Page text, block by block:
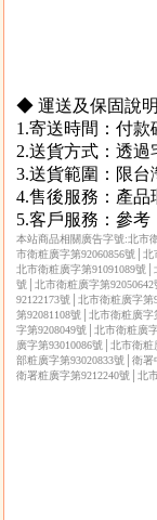
◆ 運送及保固說
1.寄送時間：付款
2.送貨方式：透過
3.送貨範圍：限台
4.售後服務：產品
5.客戶服務：參考
本站商品相關廣告字號:北市
市衛粧廣字第92060856號│北
北市衛粧廣字第91091089號
號│北市衛粧廣字第
92122173號│北市衛粧廣字
第92081108號│北市衛粧廣
字第9208049號│北市衛粧廣
廣字第93010086號│北市衛
部粧廣字第93020833號│衛署
衛署粧廣字第9212240號│北